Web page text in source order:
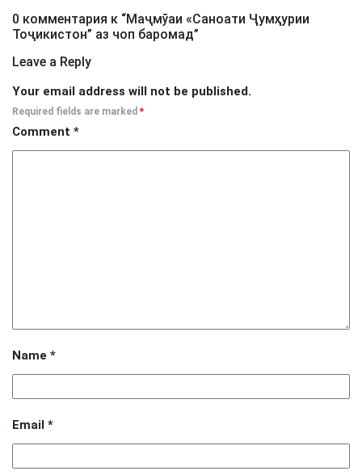
0 комментария к “Маҷмӯаи «Саноати Ҷумҳурии
Тоҷикистон” аз чоп баромад”
Leave a Reply
Your email address will not be published.
Required fields are marked *
Comment *
Name *
Email *